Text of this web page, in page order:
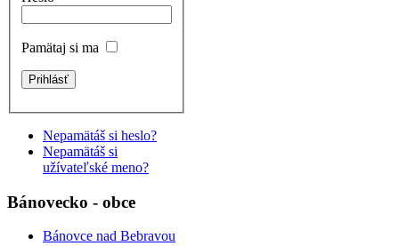
Pamätaj si ma
Nepamätáš si heslo?
Nepamätáš si
užívateľské meno?
Bánovecko - obce
Bánovce nad Bebravou